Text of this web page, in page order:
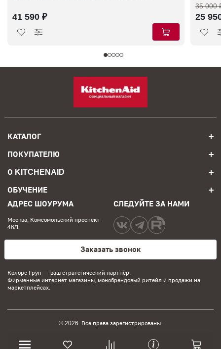
41 590 ₽
35 000
25
КАТАЛОГ
ПОКУПАТЕЛЮ
О KITCHENAID
ОБУЧЕНИЕ
АДРЕС ШОУРУМА
Москва, Комсомольский проспект
46/1
СЛЕДУЙТЕ ЗА НАМИ
Заказать звонок
Колорс Груп — ваш стратегический партнёр.
Фирменные интернет магазины, монобрендовый ритейл и продажи на
маркетплейсах.
© 2026. Все права зарегистрированы.